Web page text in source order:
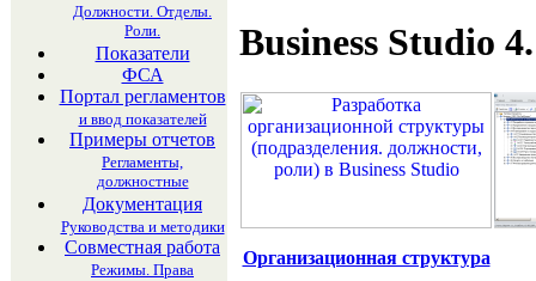
Должности. Отделы.
Роли.
Показатели
ФСА
Портал регламентов
и ввод показателей
Примеры отчетов
Регламенты,
должностные
Документация
Руководства и методики
Совместная работа
Режимы. Права
Business Studio
Организационная структура